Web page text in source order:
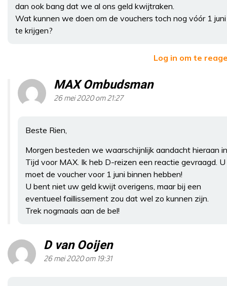
dan ook bang dat we al ons geld kwijtraken.
Wat kunnen we doen om de vouchers toch nog vóór 1 juni
te krijgen?
Log in om te
MAX Ombudsman
26 mei 2020 om 21:27
Beste Rien,
Morgen besteden we waarschijnlijk aandacht hieraan in
Tijd voor MAX. Ik heb D-reizen een reactie gevraagd. U
moet de voucher voor 1 juni binnen hebben!
U bent niet uw geld kwijt overigens, maar bij een
eventueel faillissement zou dat wel zo kunnen zijn.
Trek nogmaals aan de bel!
D van Ooijen
26 mei 2020 om 19:31